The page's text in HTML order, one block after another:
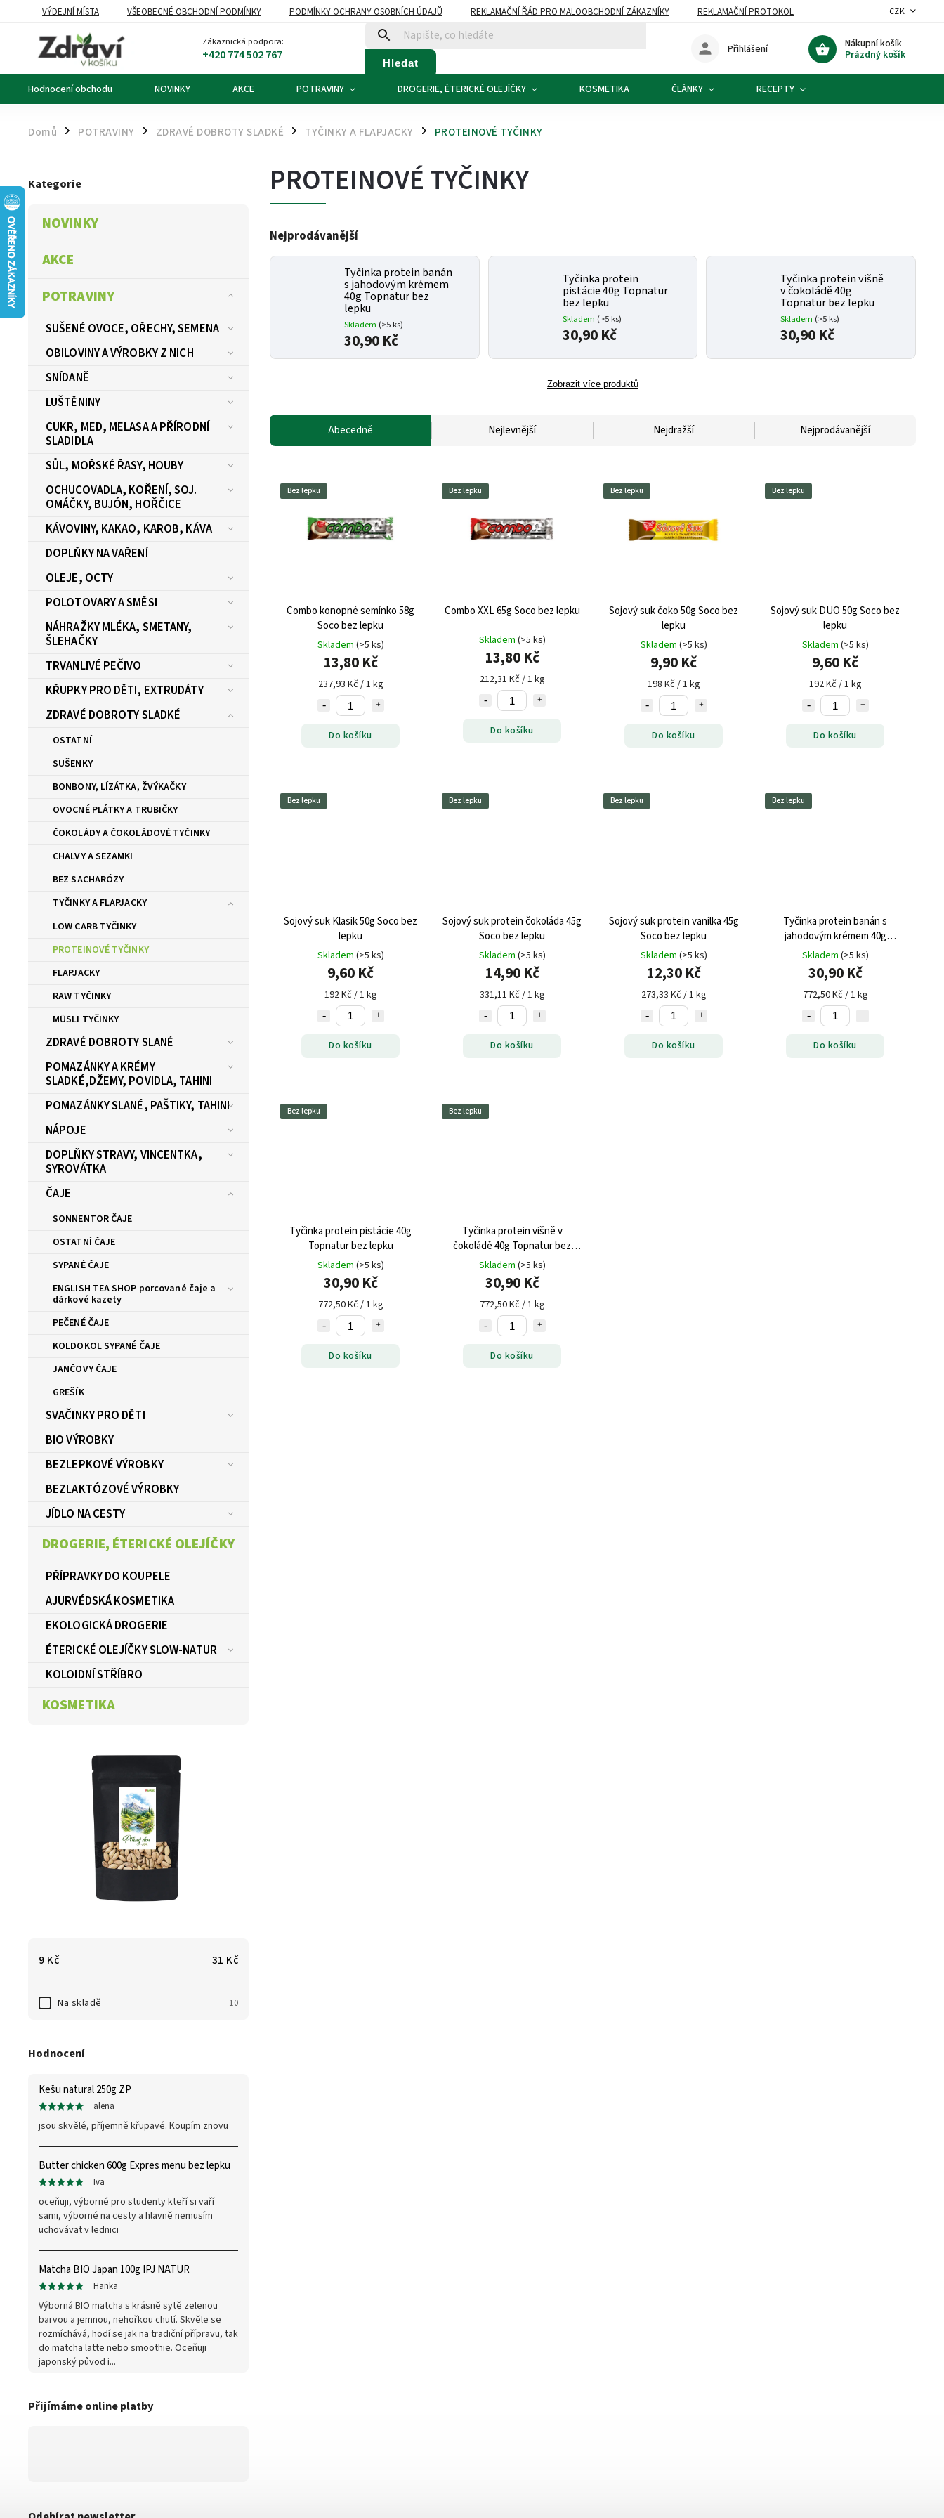
VÝDEJNÍ MÍSTA VŠEOBECNÉ OBCHODNÍ PODMÍNKY PODMÍNKY OCHRANY OSOBNÍCH ÚDAJŮ REKLAMAČNÍ ŘÁD PRO MALOOBCHODNÍ ZÁKAZNÍKY
REKLAMAČNÍ PROTOKOL
OZNÁMENÍ O ODSTOUPENÍ OD KUPNÍ SMLOUVY
KONTAKTY
CZK
Zákaznická podpora:
+420 774 502 767 Hledat
Nákupní košík
Prázdný košík
Přihlášení
Hodnocení obchodu NOVINKY AKCE POTRAVINY DROGERIE, ÉTERICKÉ OLEJÍČKY KOSMETIKA ČLÁNKY RECEPTY
Domů / POTRAVINY / ZDRAVÉ DOBROTY SLADKÉ / TYČINKY A FLAPJACKY / PROTEINOVÉ TYČINKY
Kategorie
NOVINKY
AKCE
POTRAVINY
SUŠENÉ OVOCE, OŘECHY, SEMENA
OBILOVINY A VÝROBKY Z NICH
SNÍDANĚ
LUŠTĚNINY
CUKR, MED, MELASA A PŘÍRODNÍ
SLADIDLA
SŮL, MOŘSKÉ ŘASY, HOUBY
OCHUCOVADLA, KOŘENÍ, SOJ.
OMÁČKY, BUJÓN, HOŘČICE
KÁVOVINY, KAKAO, KAROB, KÁVA
DOPLŇKY NA VAŘENÍ
OLEJE, OCTY
POLOTOVARY A SMĚSI
NÁHRAŽKY MLÉKA, SMETANY,
ŠLEHAČKY
TRVANLIVÉ PEČIVO
KŘUPKY PRO DĚTI, EXTRUDÁTY
ZDRAVÉ DOBROTY SLADKÉ
OSTATNÍ
SUŠENKY
BONBONY, LÍZÁTKA, ŽVÝKAČKY
OVOCNÉ PLÁTKY A TRUBIČKY
ČOKOLÁDY A ČOKOLÁDOVÉ TYČINKY
CHALVY A SEZAMKI
BEZ SACHARÓZY
TYČINKY A FLAPJACKY
LOW CARB TYČINKY
PROTEINOVÉ TYČINKY
FLAPJACKY
RAW TYČINKY
MÜSLI TYČINKY
ZDRAVÉ DOBROTY SLANÉ
POMAZÁNKY A KRÉMY
SLADKÉ,DŽEMY, POVIDLA, TAHINI
POMAZÁNKY SLANÉ, PAŠTIKY, TAHINI
NÁPOJE
DOPLŇKY STRAVY, VINCENTKA,
SYROVÁTKA
ČAJE
SONNENTOR ČAJE
OSTATNÍ ČAJE
SYPANÉ ČAJE
ENGLISH TEA SHOP porcované čaje a
dárkové kazety
PEČENÉ ČAJE
KOLDOKOL SYPANÉ ČAJE
JANČOVY ČAJE
GREŠÍK
SVAČINKY PRO DĚTI
BIO VÝROBKY
BEZLEPKOVÉ VÝROBKY
BEZLAKTÓZOVÉ VÝROBKY
JÍDLO NA CESTY
DROGERIE, ÉTERICKÉ OLEJÍČKY
PŘÍPRAVKY DO KOUPELE
AJURVÉDSKÁ KOSMETIKA
EKOLOGICKÁ DROGERIE
ÉTERICKÉ OLEJÍČKY SLOW-NATUR
KOLOIDNÍ STŘÍBRO
KOSMETIKA
9 Kč 31 Kč
Na skladě 10
Hodnocení
Kešu natural 250g ZP
alena
jsou skvělé, příjemně křupavé. Koupím znovu
Butter chicken 600g Expres menu bez lepku
Iva
oceňuji, výborné pro studenty kteří si vaří
sami, výborné na cesty a hlavně nemusím
uchovávat v lednici
Matcha BIO Japan 100g IPJ NATUR
Hanka
Výborná BIO matcha s krásně sytě zelenou
barvou a jemnou, nehořkou chutí. Skvěle se
rozmíchává, hodí se jak na tradiční přípravu, tak
do matcha latte nebo smoothie. Oceňuji
japonský původ i...
Přijímáme online platby
PROTEINOVÉ TYČINKY
Nejprodávanější
Tyčinka protein banán
s jahodovým krémem
40g Topnatur bez
lepku
Skladem (>5 ks)
30,90 Kč
Tyčinka protein
pistácie 40g Topnatur
bez lepku
Skladem (>5 ks)
30,90 Kč
Tyčinka protein višně
v čokoládě 40g
Topnatur bez lepku
Skladem (>5 ks)
30,90 Kč
Zobrazit více produktů
Abecedně Nejlevnější Nejdražší Nejprodávanější
Bez lepku
Combo konopné semínko 58g
Soco bez lepku
Skladem (>5 ks)
13,80 Kč
237,93 Kč / 1 kg
Do košíku
Bez lepku
Combo XXL 65g Soco bez lepku
Skladem (>5 ks)
13,80 Kč
212,31 Kč / 1 kg
Do košíku
Bez lepku
Sojový suk čoko 50g Soco bez
lepku
Skladem (>5 ks)
9,90 Kč
198 Kč / 1 kg
Do košíku
Bez lepku
Sojový suk DUO 50g Soco bez
lepku
Skladem (>5 ks)
9,60 Kč
192 Kč / 1 kg
Do košíku
Bez lepku
Sojový suk Klasik 50g Soco bez
lepku
Skladem (>5 ks)
9,60 Kč
192 Kč / 1 kg
Do košíku
Bez lepku
Sojový suk protein čokoláda 45g
Soco bez lepku
Skladem (>5 ks)
14,90 Kč
331,11 Kč / 1 kg
Do košíku
Bez lepku
Sojový suk protein vanilka 45g
Soco bez lepku
Skladem (>5 ks)
12,30 Kč
273,33 Kč / 1 kg
Do košíku
Bez lepku
Tyčinka protein banán s
jahodovým krémem 40g
Topnatur bez lepku
Skladem (>5 ks)
30,90 Kč
772,50 Kč / 1 kg
Do košíku
Bez lepku
Tyčinka protein pistácie 40g
Topnatur bez lepku
Skladem (>5 ks)
30,90 Kč
772,50 Kč / 1 kg
Do košíku
Bez lepku
Tyčinka protein višně v
čokoládě 40g Topnatur bez
lepku
Skladem (>5 ks)
30,90 Kč
772,50 Kč / 1 kg
Do košíku